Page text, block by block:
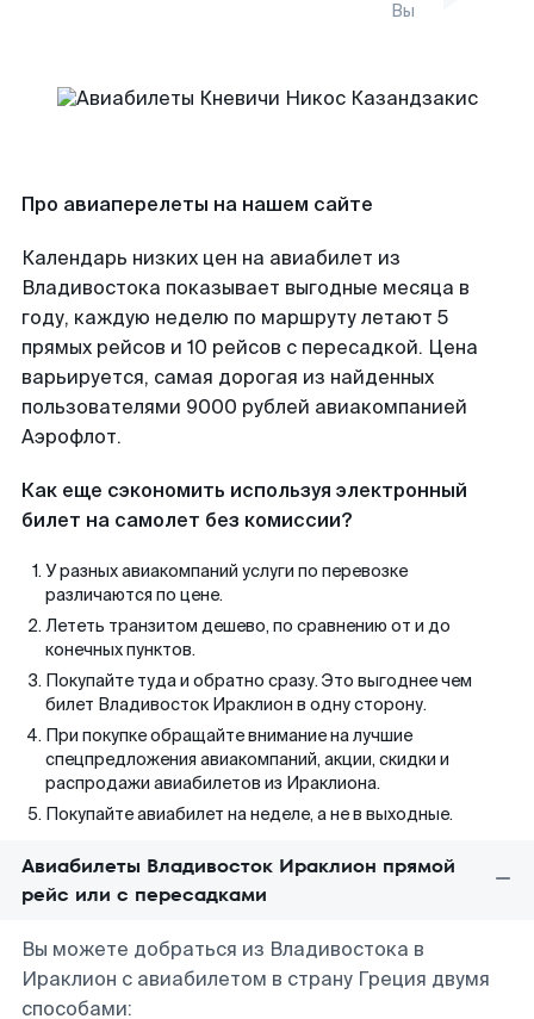
Вы
Про авиаперелеты на нашем сайте
Календарь низких цен на авиабилет из
Владивостока показывает выгодные месяца в
году, каждую неделю по маршруту летают 5
прямых рейсов и 10 рейсов с пересадкой. Цена
варьируется, самая дорогая из найденных
пользователями 9000 рублей авиакомпанией
Аэрофлот.
Как еще сэкономить используя электронный
билет на самолет без комиссии?
У разных авиакомпаний услуги по перевозке
различаются по цене.
Лететь транзитом дешево, по сравнению от и до
конечных пунктов.
Покупайте туда и обратно сразу. Это выгоднее чем
билет Владивосток Ираклион в одну сторону.
При покупке обращайте внимание на лучшие
спецпредложения авиакомпаний, акции, скидки и
распродажи авиабилетов из Ираклиона.
Покупайте авиабилет на неделе, а не в выходные.
Авиабилеты Владивосток Ираклион прямой
рейс или с пересадками
Вы можете добраться из Владивостока в
Ираклион с авиабилетом в страну Греция двумя
способами: